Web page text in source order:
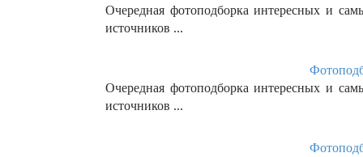
Очередная фотоподборка интересных и
источников ...
Очередная фотоподборка интересных и
источников ...